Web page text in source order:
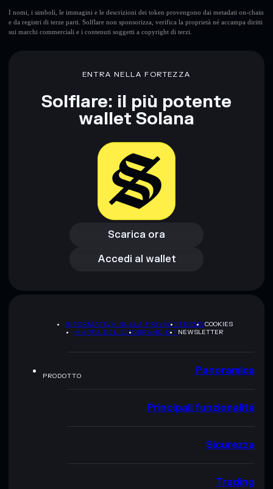
I nomi, i simboli, le immagini e le descrizioni dei token provengono dai metadati on-chain
e da registri di terze parti. Solflare non sponsorizza, verifica la proprietà né accampa diritti
sui marchi commerciali e i contenuti soggetti a copyright di terzi.
ENTRA NELLA FORTEZZA
Solflare: il più potente
wallet Solana
Scarica ora
Scarica ora
Accedi al wallet
Accedi al wallet
INFORMATIVA SULLA PRIVACYTERMSCOOKIES
MAPPA DEL SITOBRAND KITNEWSLETTER
PRODOTTO Panoramica
Principali funzionalità
Sicurezza
Trading